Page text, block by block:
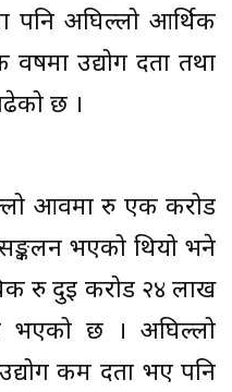
पनि अघिल्लो आर्थिक
उद्योग दर्ता तथा
छ ।
आवमा रु एक करोड
भएको थियो भने
रु दुई करोड २४ लाख
भएको छ । अघिल्लो
कम दर्ता भए पनि